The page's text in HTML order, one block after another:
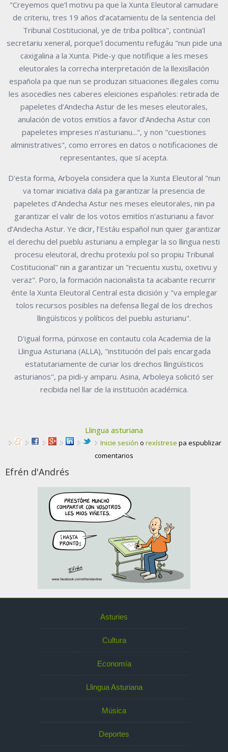
"Creyemos que’l motivu pa que la Xunta Eleutoral camudare
de criteriu, tres 19 años d’acatamientu de la sentencia del
Tribunal Costitucional, ye de triba política", continúa'l
secretariu xeneral, porque'l documentu refugáu "nun pide una
caxigalina a la Xunta. Pide-y que notifique a les meses
eleutorales la correcha interpretación de la llexisllación
española pa que nun se produzan situaciones illegales comu
les asocedíes nes caberes eleiciones españoles: retirada de
papeletes d’Andecha Astur de les meses eleutorales,
anulación de votos emitíos a favor d’Andecha Astur con
papeletes impreses n’asturianu...", y non "cuestiones
alministratives", como errores en datos o notificaciones de
representantes, que sí acepta.
D'esta forma, Arboyela considera que la Xunta Eleutoral "nun
va tomar iniciativa dala pa garantizar la presencia de
papeletes d’Andecha Astur nes meses eleutorales, nin pa
garantizar el valir de los votos emitíos n’asturianu a favor
d’Andecha Astur. Ye dicir, l’Estáu español nun quier garantizar
el derechu del pueblu asturianu a emplegar la so llingua nesti
procesu eleutoral, drechu protexíu pol so propiu Tribunal
Costitucional" nin a garantizar un "recuentu xustu, oxetivu y
veraz". Poro, la formación nacionalista ta acabante recurrir
énte la Xunta Eleutoral Central esta dicisión y "va emplegar
tolos recursos posibles na defensa llegal de los drechos
llingüísticos y políticos del pueblu asturianu".
D'igual forma, púnxose en contautu cola Academia de la
Llingua Asturiana (ALLA), "institución del país encargada
estatutariamente de curiar los drechos llingüísticos
asturianos", pa pidi-y amparu. Asina, Arboleya solicitó ser
recibida nel llar de la institución académica.
Llingua asturiana
Inicie sesión o rexístrese pa espublizar
comentarios
Efrén d'Andrés
Asturies
Cultura
Economía
Llingua Asturiana
Música
Deportes